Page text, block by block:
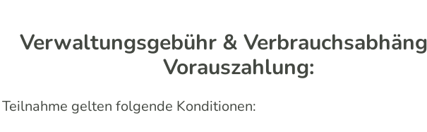
Verwaltungsgebühr &
Vorauszahlung:
gelten folgende Konditionen: